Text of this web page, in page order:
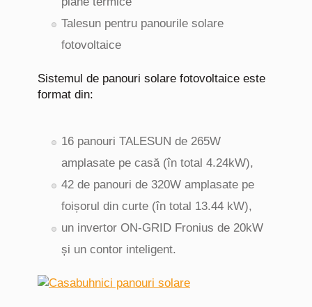
Talesun pentru panourile solare
fotovoltaice
Sistemul de panouri solare fotovoltaice este
format din:
16 panouri TALESUN de 265W
amplasate pe casă (în total 4.24kW),
42 de panouri de 320W amplasate pe
foișorul din curte (în total 13.44 kW),
un invertor ON-GRID Fronius de 20kW
și un contor inteligent.